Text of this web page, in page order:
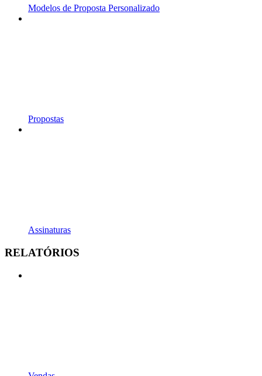
Modelos de Proposta Personalizado
Propostas
Assinaturas
RELATÓRIOS